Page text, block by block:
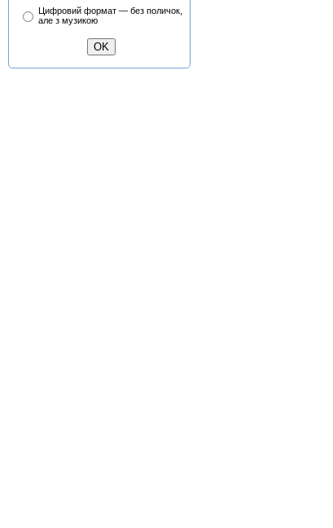
Цифровий формат — без поличок,
але з музикою